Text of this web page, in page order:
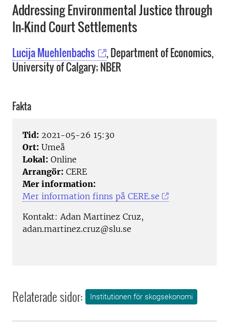
Addressing Environmental Justice through
In-Kind Court Settlements
Lucija Muehlenbachs
, Department of Economics,
University of Calgary; NBER
Fakta
Tid: 2021-05-26 15:30
Ort: Umeå
Lokal: Online
Arrangör: CERE
Mer information:
Mer information finns på CERE.se
Kontakt: Adan Martinez Cruz,
adan.martinez.cruz@slu.se
Relaterade sidor: Institutionen för skogsekonomi